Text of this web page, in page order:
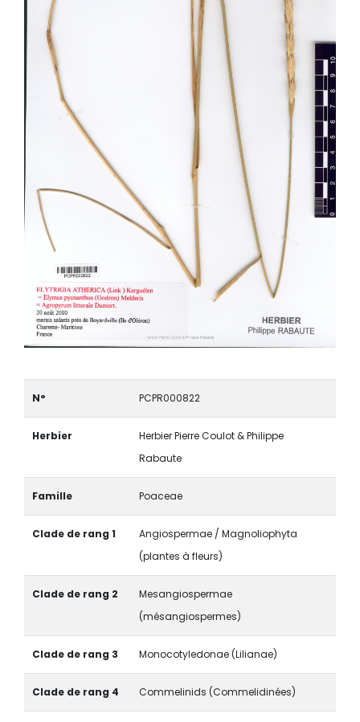
N° PCPR000822
Herbier
Herbier Pierre Coulot & Philippe
Rabaute
Famille Poaceae
Clade de rang 1
Angiospermae / Magnoliophyta
(plantes à fleurs)
Clade de rang 2
Mesangiospermae
(mésangiospermes)
Clade de rang 3 Monocotyledonae (Lilianae)
Clade de rang 4 Commelinids (Commelidinées)